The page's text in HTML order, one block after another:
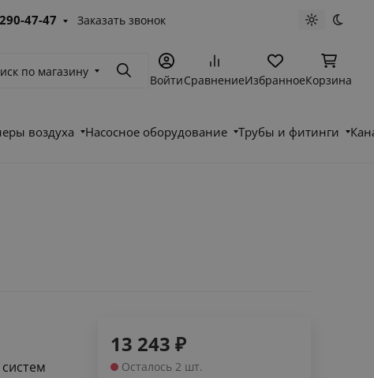
47-47 Заказать звонок Светлая
по магазину ПоискВойтиСравнениеИзбранноеКорзина
воздуха Насосное оборудование Трубы и фитинги
13 243 ₽
Осталось 2 шт.